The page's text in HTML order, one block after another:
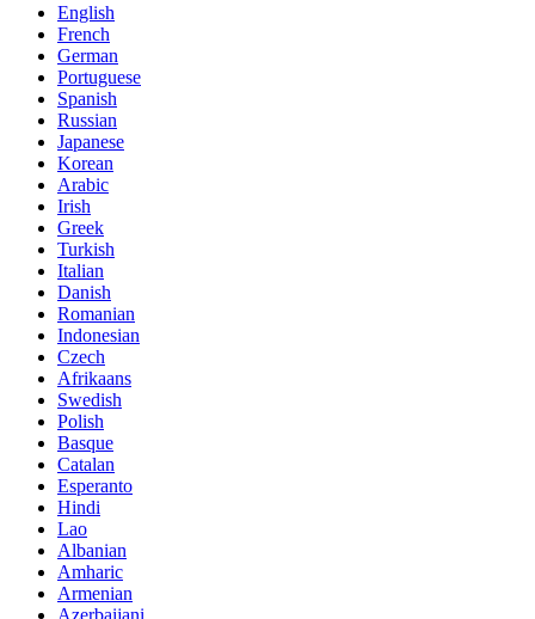
English
French
German
Portuguese
Spanish
Russian
Japanese
Korean
Arabic
Irish
Greek
Turkish
Italian
Danish
Romanian
Indonesian
Czech
Afrikaans
Swedish
Polish
Basque
Catalan
Esperanto
Hindi
Lao
Albanian
Amharic
Armenian
Azerbaijani